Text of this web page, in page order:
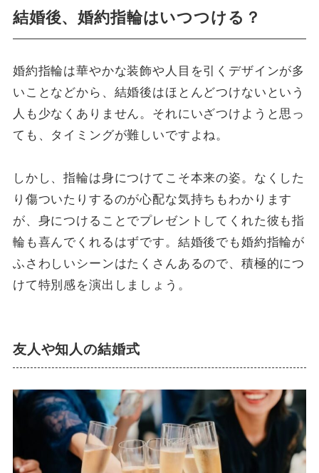
結婚後、婚約指輪はいつつける？
婚約指輪は華やかな装飾や人目を引くデザインが多
いことなどから、結婚後はほとんどつけないという
人も少なくありません。それにいざつけようと思っ
ても、タイミングが難しいですよね。
しかし、指輪は身につけてこそ本来の姿。なくした
り傷ついたりするのが心配な気持ちもわかります
が、身につけることでプレゼントしてくれた彼も指
輪も喜んでくれるはずです。結婚後でも婚約指輪が
ふさわしいシーンはたくさんあるので、積極的につ
けて特別感を演出しましょう。
友人や知人の結婚式